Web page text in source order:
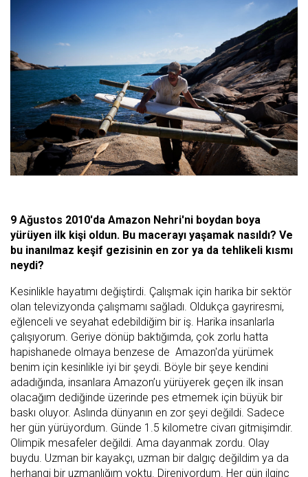
9 Ağustos 2010'da Amazon Nehri'ni boydan boya
yürüyen ilk kişi oldun. Bu macerayı yaşamak nasıldı? Ve
bu inanılmaz keşif gezisinin en zor ya da tehlikeli kısmı
neydi?
Kesinlikle hayatımı değiştirdi. Çalışmak için harika bir sektör
olan televizyonda çalışmamı sağladı. Oldukça gayriresmi,
eğlenceli ve seyahat edebildiğim bir iş. Harika insanlarla
çalışıyorum. Geriye dönüp baktığımda, çok zorlu hatta
hapishanede olmaya benzese de Amazon'da yürümek
benim için kesinlikle iyi bir şeydi. Böyle bir şeye kendini
adadığında, insanlara Amazon’u yürüyerek geçen ilk insan
olacağım dediğinde üzerinde pes etmemek için büyük bir
baskı oluyor. Aslında dünyanın en zor şeyi değildi. Sadece
her gün yürüyordum. Günde 1.5 kilometre civarı gitmişimdir.
Olimpik mesafeler değildi. Ama dayanmak zordu. Olay
buydu. Uzman bir kayakçı, uzman bir dalgıç değildim ya da
herhangi bir uzmanlığım yoktu. Direniyordum. Her gün ilginç